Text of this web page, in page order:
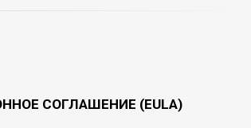
СОГЛАШЕНИЕ (EULA)